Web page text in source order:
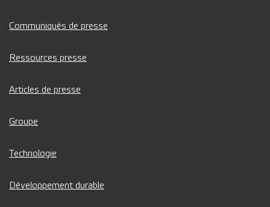
Communiqués de presse
Ressources presse
Articles de presse
Groupe
Technologie
Développement durable